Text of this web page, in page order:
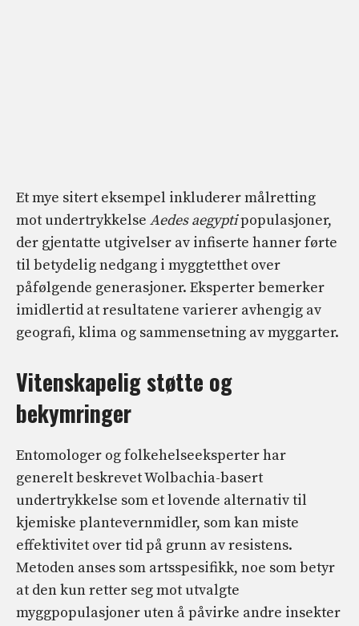
Et mye sitert eksempel inkluderer målretting
mot undertrykkelse Aedes aegyptipopulasjoner,
der gjentatte utgivelser av infiserte hanner førte
til betydelig nedgang i myggtetthet over
påfølgende generasjoner. Eksperter bemerker
imidlertid at resultatene varierer avhengig av
geografi, klima og sammensetning av myggarter.
Vitenskapelig støtte og
bekymringer
Entomologer og folkehelseeksperter har
generelt beskrevet Wolbachia-basert
undertrykkelse som et lovende alternativ til
kjemiske plantevernmidler, som kan miste
effektivitet over tid på grunn av resistens.
Metoden anses som artsspesifikk, noe som betyr
at den kun retter seg mot utvalgte
myggpopulasjoner uten å påvirke andre insekter